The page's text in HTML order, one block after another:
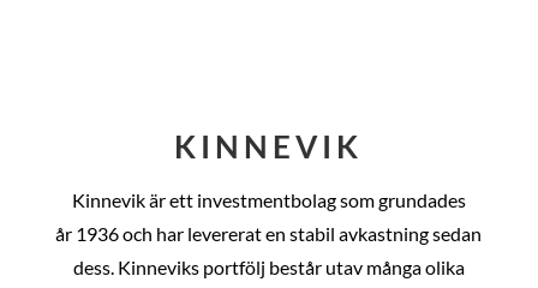
KINNEVIK
Kinnevik är ett investmentbolag som grundades
år 1936 och har levererat en stabil avkastning sedan
dess. Kinneviks portfölj består utav många olika